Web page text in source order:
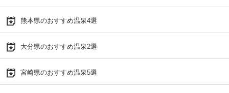
熊本県のおすすめ温泉4選
大分県のおすすめ温泉2選
宮崎県のおすすめ温泉5選